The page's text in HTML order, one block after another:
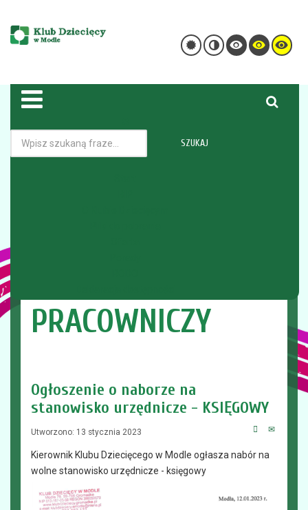
SZUKAJ
Kadra Nabór pracowniczy
PRACOWNICZY
Ogłoszenie o naborze na
stanowisko urzędnicze - KSIĘGOWY
Utworzono: 13 stycznia 2023
Kierownik Klubu Dziecięcego w Modle ogłasza nabór na
wolne stanowisko urzędnicze - księgowy